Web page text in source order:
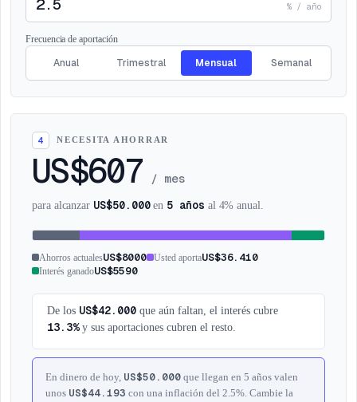
% / año
Frecuencia de aportación
Anual Trimestral Mensual Semanal
4 NECESITA AHORRAR
US$607 / mes
para alcanzar US$50.000en 5 años al 4% anual.
Ahorros actualesUS$8000 Usted aportaUS$36.410
Interés ganadoUS$5590
De los US$42.000 que aún faltan, el interés cubre
13.3%y sus aportaciones cubren el resto.
En dinero de hoy, US$50.000 que llegan en 5 años valen
unos US$44.193 con una inflación del 2.5%. Cambie la